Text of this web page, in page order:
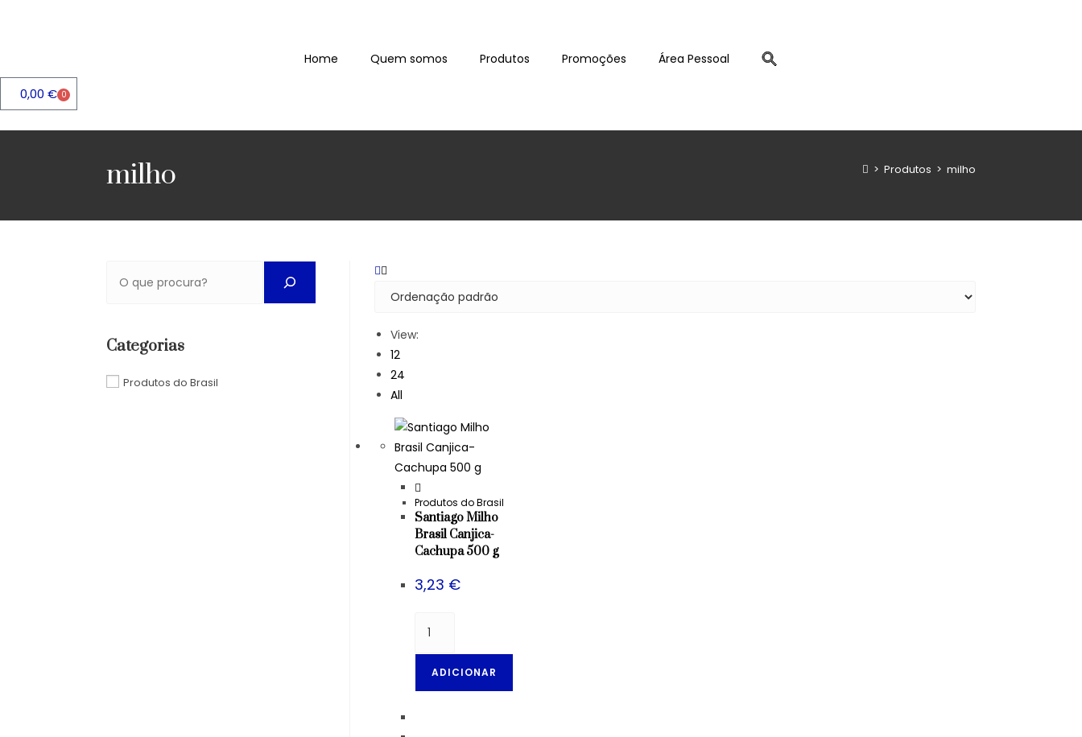
Home Quem somos Produtos Promoções Área Pessoal
0,00 € 0
milho > Produtos > milho
View:
12
24
All
Produtos do Brasil
Santiago Milho
Brasil Canjica-
Cachupa 500 g
3,23 €
ADICIONAR
Categorias
Produtos do Brasil